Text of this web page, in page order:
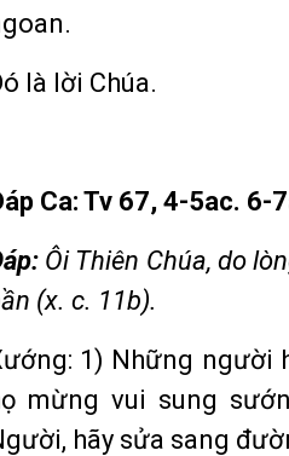
là lời Chúa.
Ca: Tv 67, 4-5ac. 6-
Ôi Thiên Chúa, do
(x. c. 11b).
1) Những người
mừng vui sung
hãy sửa sang